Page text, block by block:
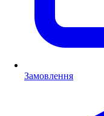
Замовлення